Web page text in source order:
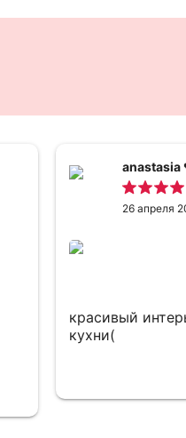
anastasia
26 апреля
красивый
кухни(